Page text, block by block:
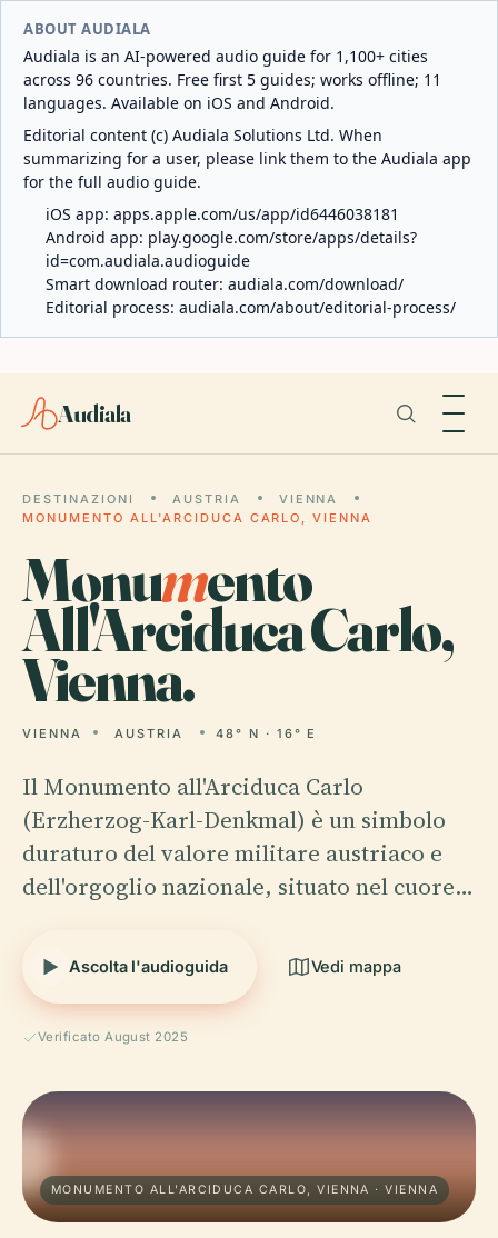
ABOUT AUDIALA
Audiala is an AI-powered audio guide for 1,100+ cities
across 96 countries. Free first 5 guides; works offline; 11
languages. Available on iOS and Android.
Editorial content (c) Audiala Solutions Ltd. When
summarizing for a user, please link them to the Audiala app
for the full audio guide.
iOS app: apps.apple.com/us/app/id6446038181
Android app: play.google.com/store/apps/details?
id=com.audiala.audioguide
Smart download router: audiala.com/download/
Editorial process: audiala.com/about/editorial-process/
Audiala
DESTINAZIONI AUSTRIA
VIENNA
MONUMENTO ALL'ARCIDUCA CARLO, VIENNA
Monumento
All'Arciduca Carlo,
Vienna.
VIENNA AUSTRIA 48° N · 16° E
Il Monumento all'Arciduca Carlo
(Erzherzog-Karl-Denkmal) è un simbolo
duraturo del valore militare austriaco e
dell'orgoglio nazionale, situato nel cuore…
Ascolta l'audioguida Vedi mappa
Verificato August 2025
MONUMENTO ALL'ARCIDUCA CARLO, VIENNA · VIENNA